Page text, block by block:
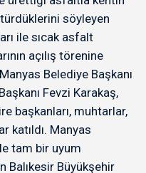
söyleyen
ile sıcak asfalt
açılış törenine
Manyas Belediye Başkanı
Fevzi Karakaş,
başkanları, muhtarlar,
katıldı. Manyas
tam bir uyum
Balıkesir Büyükşehir